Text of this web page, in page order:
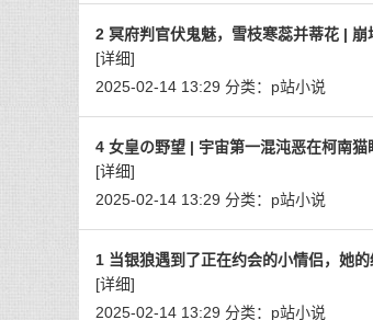
2 冥府判官伏鬼魅，雪枝寒蕊并蒂花 | 崩
[详细]
2025-02-14 13:29 分类： p站小说
4 女皇の野望 | 宇宙第一混沌恶在柯南猫
[详细]
2025-02-14 13:29 分类： p站小说
1 当银狼遇到了正在约会的小情侣，她
[详细]
2025-02-14 13:29 分类： p站小说